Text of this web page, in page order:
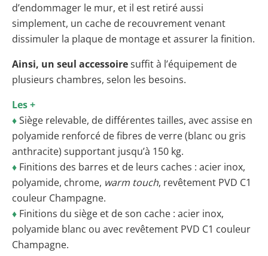
d’endommager le mur, et il est retiré aussi
simplement, un cache de recouvrement venant
dissimuler la plaque de montage et assurer la finition.
Ainsi, un seul accessoiresuffit à l’équipement de
plusieurs chambres, selon les besoins.
Les +
♦Siège relevable, de différentes tailles, avec assise en
polyamide renforcé de fibres de verre (blanc ou gris
anthracite) supportant jusqu’à 150 kg.
♦ Finitions des barres et de leurs caches : acier inox,
polyamide, chrome, warm touch, revêtement PVD C1
couleur Champagne.
♦ Finitions du siège et de son cache : acier inox,
polyamide blanc ou avec revêtement PVD C1 couleur
Champagne.